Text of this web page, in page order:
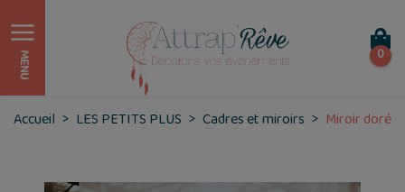
MENU 0
Accueil LES PETITS PLUS Cadres et miroirs Miroir doré